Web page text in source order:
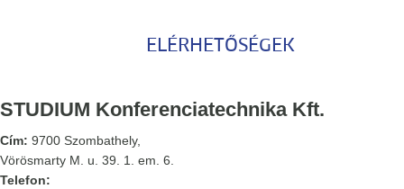
ELÉRHETŐSÉGEK
STUDIUM Konferenciatechnika Kft.
Cím: 9700 Szombathely,
Vörösmarty M. u. 39. 1. em. 6.
Telefon: